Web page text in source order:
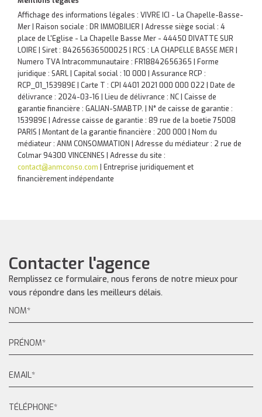
Affichage des informations légales : VIVRE ICI - La Chapelle-Basse-
Mer | Raison sociale : DR IMMOBILIER | Adresse siège social : 4
place de L'Eglise - La Chapelle Basse Mer - 44450 DIVATTE SUR
LOIRE | Siret : 84265636500025 | RCS : LA CHAPELLE BASSE MER |
Numero TVA Intracommunautaire : FR18842656365 | Forme
juridique : SARL | Capital social : 10 000 | Assurance RCP :
RCP_01_153989E | Carte T : CPI 4401 2021 000 000 022 | Date de
délivrance : 2024-03-16 | Lieu de délivrance : NC | Caisse de
garantie financière : GALIAN-SMABTP. | N° de caisse de garantie :
153989E | Adresse caisse de garantie : 89 rue de la boetie 75008
PARIS | Montant de la garantie financière : 200 000 | Nom du
médiateur : ANM CONSOMMATION | Adresse du médiateur : 2 rue de
Colmar 94300 VINCENNES | Adresse du site :
contact@anmconso.com
Entreprise juridiquement et
financièrement indépendante
Contacter l'agence
Remplissez ce formulaire, nous ferons de notre mieux pour
vous répondre dans les meilleurs délais.